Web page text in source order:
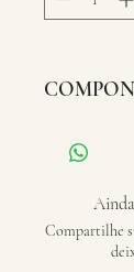
Compartilhe